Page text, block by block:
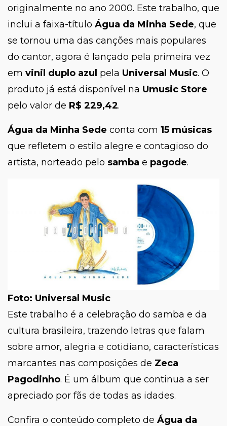
originalmente no ano 2000. Este trabalho, que
inclui a faixa-título Água da Minha Sede, que
se tornou uma das canções mais populares
do cantor, agora é lançado pela primeira vez
em vinil duplo azul pela Universal Music. O
produto já está disponível na Umusic Store
pelo valor de R$ 229,42.
Água da Minha Sede conta com 15 músicas
que refletem o estilo alegre e contagioso do
artista, norteado pelo samba e pagode.
Foto: Universal Music
Este trabalho é a celebração do samba e da
cultura brasileira, trazendo letras que falam
sobre amor, alegria e cotidiano, características
marcantes nas composições de Zeca
Pagodinho. É um álbum que continua a ser
apreciado por fãs de todas as idades.
Confira o conteúdo completo de Água da